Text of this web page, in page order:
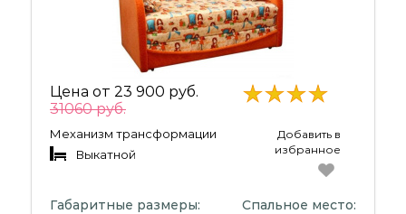
Цена от 23 900 руб.
31060 руб.
Механизм трансформации
Выкатной
Добавить в
избранное
Габаритные размеры: Спальное место: